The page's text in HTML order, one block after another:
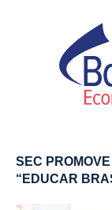
SEC
“EDUCAR